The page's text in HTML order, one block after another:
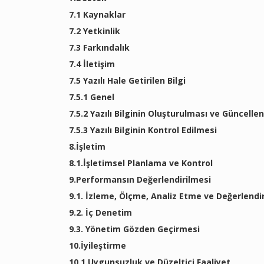
7.1 Kaynaklar
7.2 Yetkinlik
7.3 Farkındalık
7.4 İletişim
7.5 Yazılı Hale Getirilen Bilgi
7.5.1 Genel
7.5.2 Yazılı Bilginin Oluşturulması ve
7.5.3 Yazılı Bilginin Kontrol Edilmesi
8.İşletim
8.1.İşletimsel Planlama ve Kontrol
9.Performansın Değerlendirilmesi
9.1. İzleme, Ölçme, Analiz Etme ve
9.2. İç Denetim
9.3. Yönetim Gözden Geçirmesi
10.İyileştirme